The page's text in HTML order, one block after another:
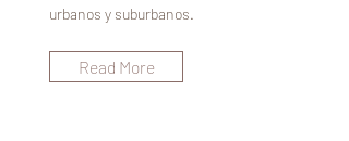
urbanos y suburbanos.
Read More